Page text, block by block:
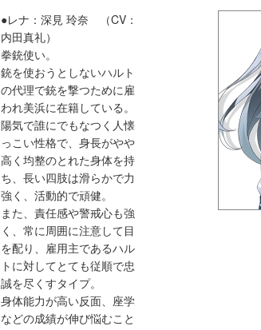
●レナ：深見 玲奈 （CV：
内田真礼）
拳銃使い。
銃を使おうとしないハルト
の代理で銃を撃つために雇
われ美浜に在籍している。
陽気で誰にでもなつく人懐
っこい性格で、身長がやや
高く均整のとれた身体を持
ち、長い四肢は滑らかで力
強く、活動的で頑健。
また、責任感や警戒心も強
く、常に周囲に注意して目
を配り、雇用主であるハル
トに対してとても従順で忠
誠を尽くすタイプ。
身体能力が高い反面、座学
などの成績が伸び悩むこと